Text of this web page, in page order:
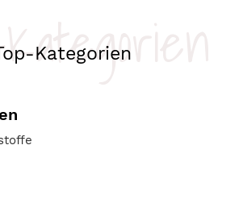
Kategorien
Kategorien